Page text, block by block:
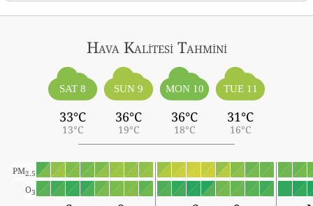
Hava Kalitesi Tahmini
SAT 8
33°C
13°C
SUN 9
36°C
19°C
MON 10
36°C
18°C
TUE 11
31°C
16°C
PM2.5
O3